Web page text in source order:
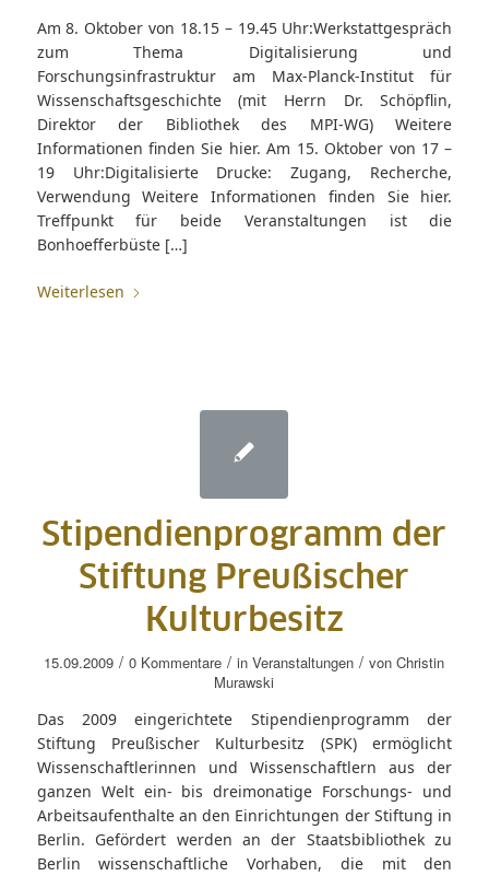
Am 8. Oktober von 18.15 – 19.45 Uhr:Werkstattgespräch
zum Thema Digitalisierung und
Forschungsinfrastruktur am Max-Planck-Institut für
Wissenschaftsgeschichte (mit Herrn Dr. Schöpflin,
Direktor der Bibliothek des MPI-WG) Weitere
Informationen finden Sie hier. Am 15. Oktober von 17 –
19 Uhr:Digitalisierte Drucke: Zugang, Recherche,
Verwendung Weitere Informationen finden Sie hier.
Treffpunkt für beide Veranstaltungen ist die
Bonhoefferbüste […]
Weiterlesen
Stipendienprogramm der
Stiftung Preußischer
Kulturbesitz
15.09.2009 / 0 Kommentare / inVeranstaltungen / vonChristin
Murawski
Das 2009 eingerichtete Stipendienprogramm der
Stiftung Preußischer Kulturbesitz (SPK) ermöglicht
Wissenschaftlerinnen und Wissenschaftlern aus der
ganzen Welt ein- bis dreimonatige Forschungs- und
Arbeitsaufenthalte an den Einrichtungen der Stiftung in
Berlin. Gefördert werden an der Staatsbibliothek zu
Berlin wissenschaftliche Vorhaben, die mit den